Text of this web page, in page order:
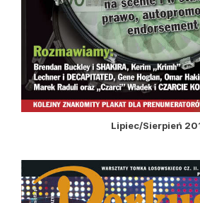
Lipiec/Sierpień